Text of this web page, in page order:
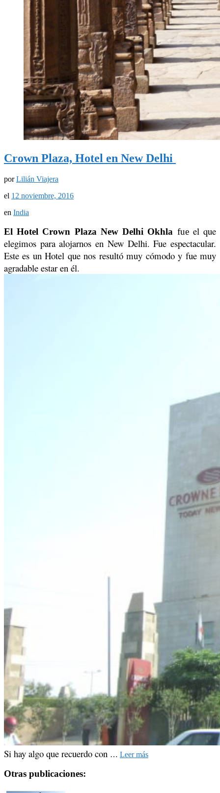
Crown Plaza, Hotel en New Delhi
porLilián Viajera
el 12 noviembre, 2016
en India
El Hotel Crown Plaza New Delhi Okhla fue el que
elegimos para alojarnos en New Delhi. Fue espectacular.
Este es un Hotel que nos resultó muy cómodo y fue muy
agradable estar en él.
Si hay algo que recuerdo con … Leer más
Otras publicaciones: